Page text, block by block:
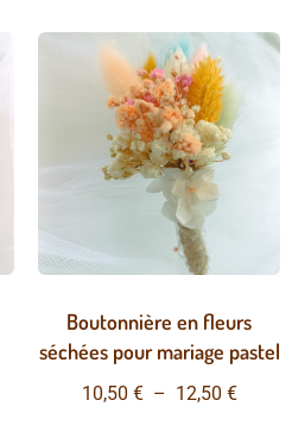
Boutonnière en fleurs
séchées pour mariage pastel
10,50 € – 12,50 €